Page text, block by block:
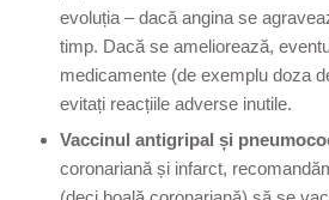
evoluția – dacă angina se
timp. Dacă se ameliorează,
medicamente (de exemplu doza
evitați reacțiile adverse inutile.
Vaccinul antigripal și
coronariană și infarct,